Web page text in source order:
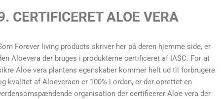
CERTIFICERET ALOE VERA
Forever living products skriver her på deren hjemme side, er
Aloevera der bruges i produkterne certificeret af IASC. For at
Aloe vera plantens egenskaber kommer helt ud til forbrugere
kvalitet af Aloeveraen er 100% i orden, er der oprettet en
organisation der certificerer Aloe vera der